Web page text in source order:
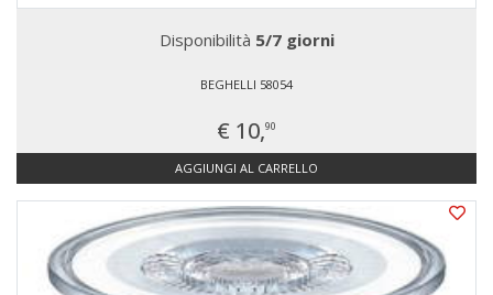
Disponibilità 5/7 giorni
BEGHELLI 58054
€ 10,90
AGGIUNGI AL CARRELLO